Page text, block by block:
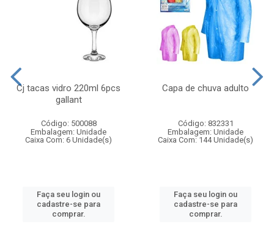
Cj tacas vidro 220ml 6pcs
gallant
Código: 500088
Embalagem: Unidade
Caixa Com: 6 Unidade(s)
Faça seu login ou
cadastre-se para
comprar.
Capa de chuva adulto
Código: 832331
Embalagem: Unidade
Caixa Com: 144 Unidade(s)
Faça seu login ou
cadastre-se para
comprar.